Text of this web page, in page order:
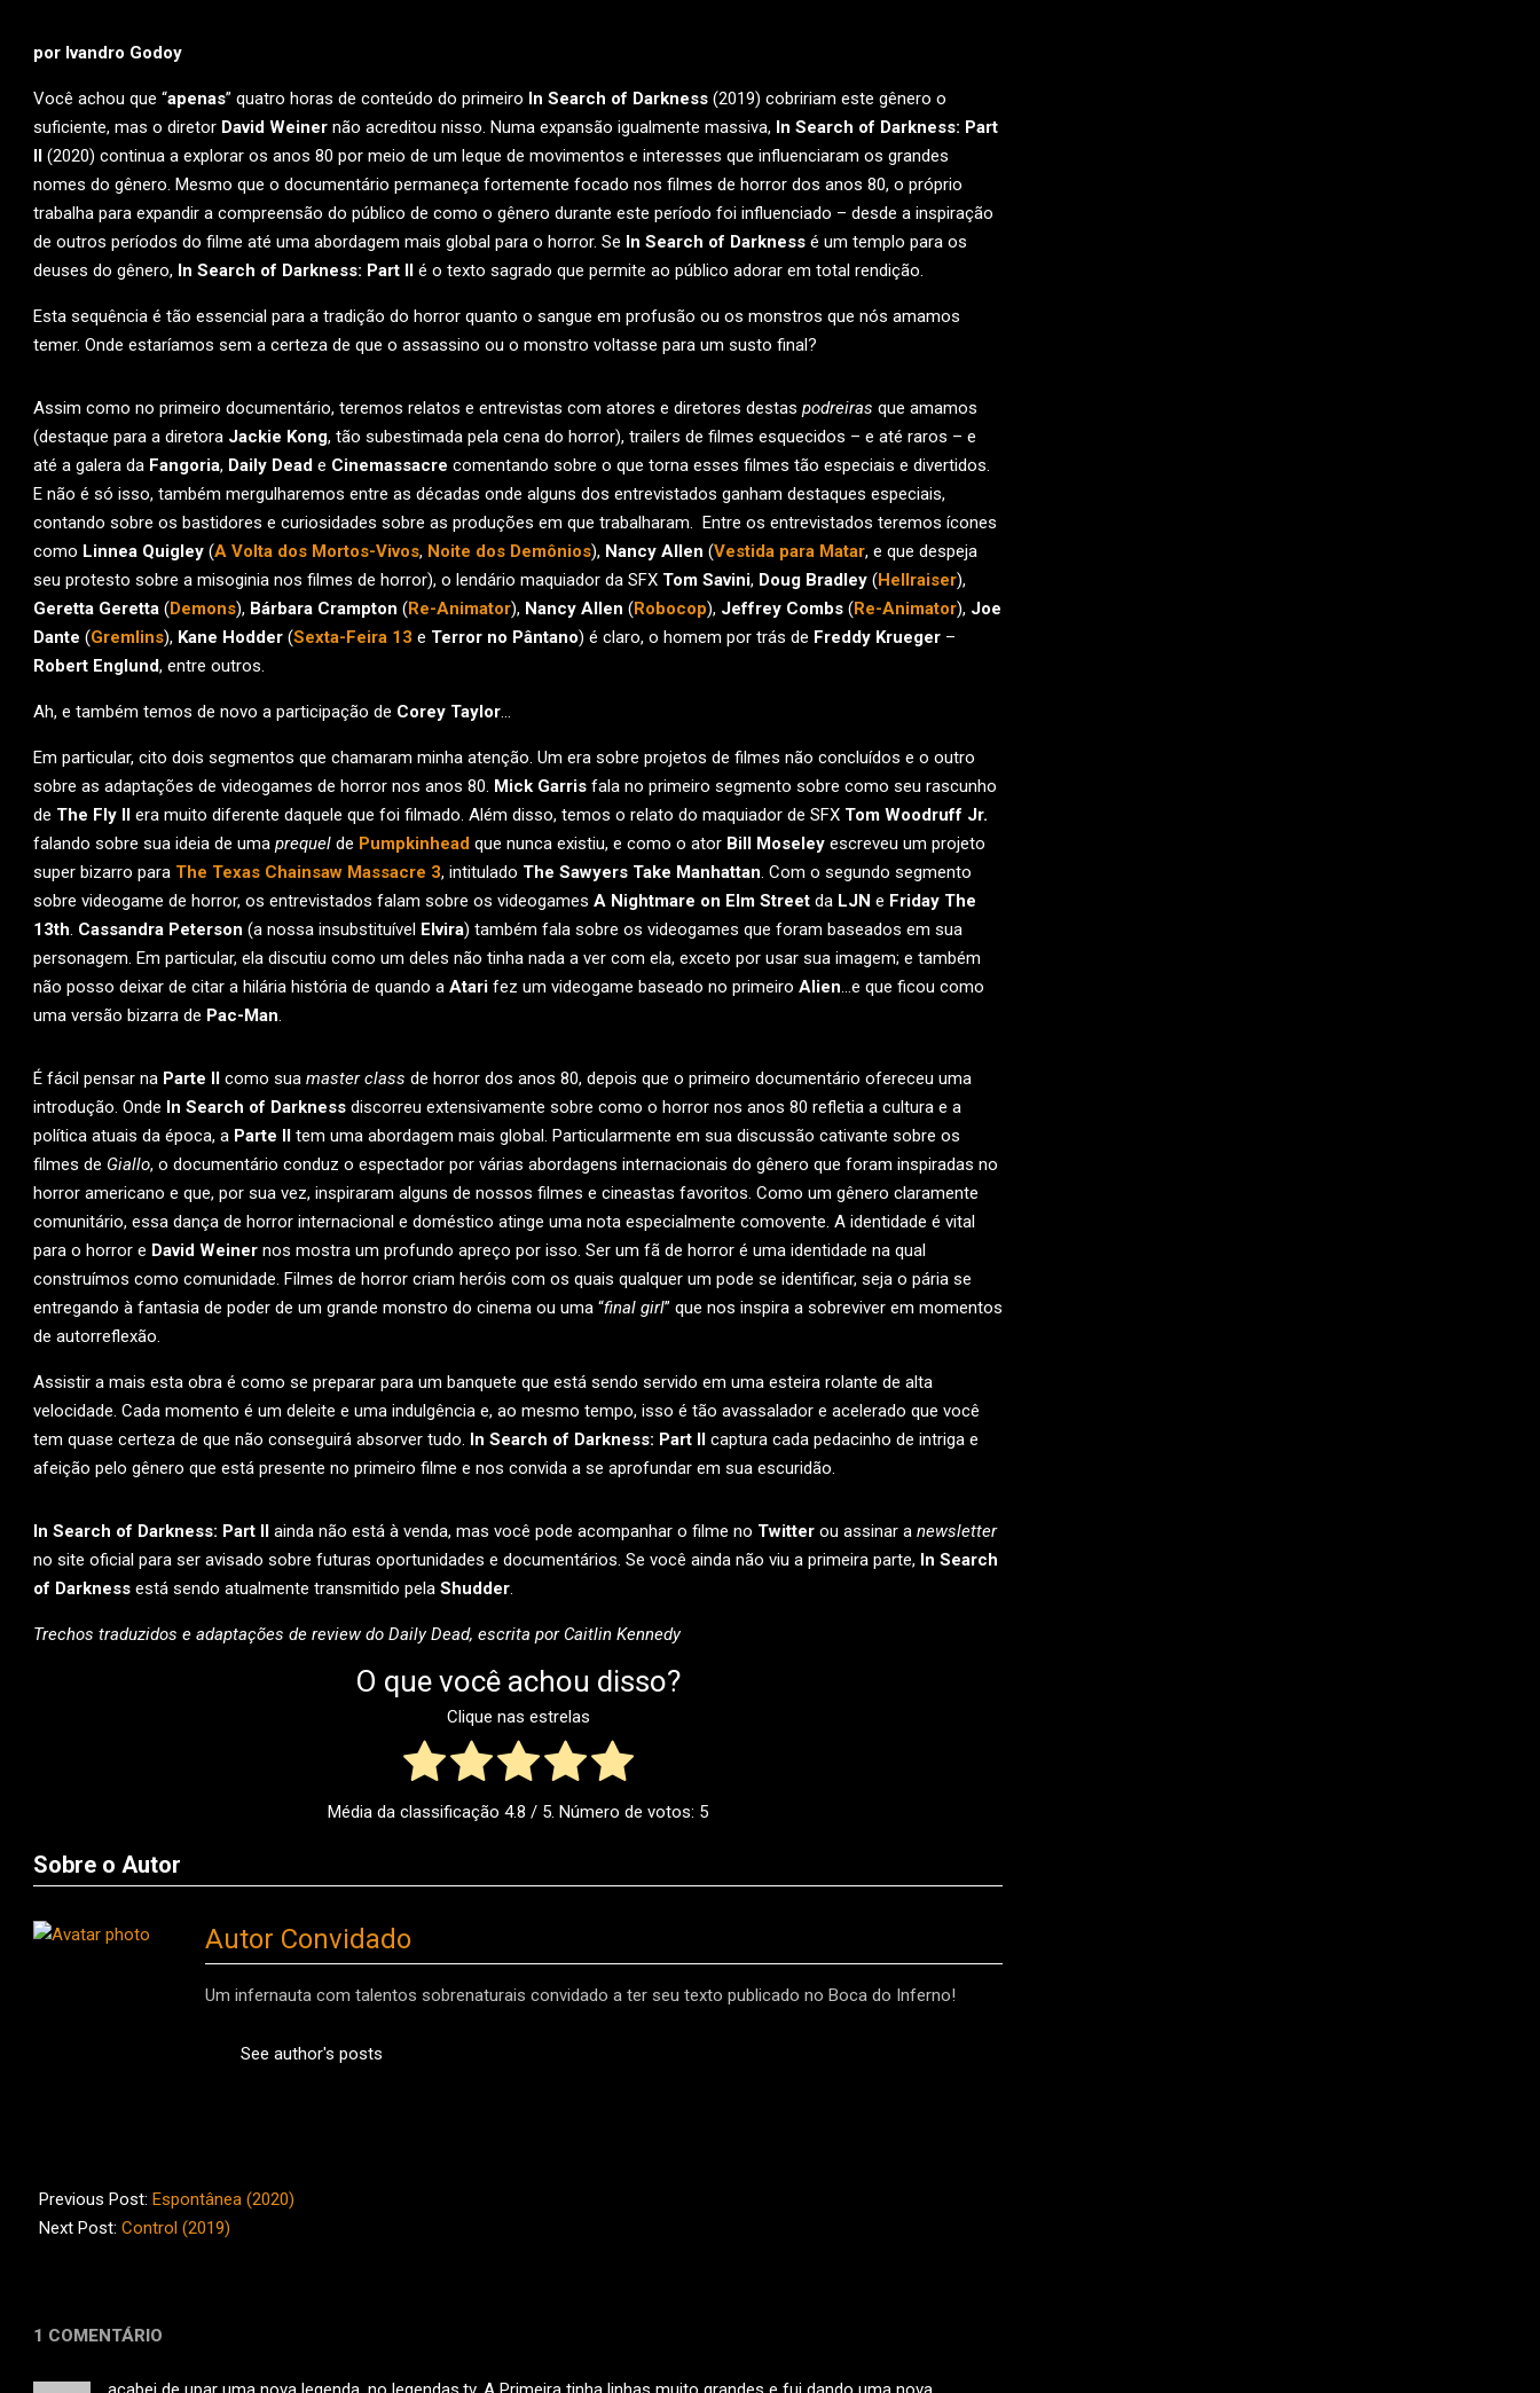
por Ivandro Godoy
Você achou que “apenas” quatro horas de conteúdo do primeiro In Search of Darkness (2019) cobririam este gênero o
suficiente, mas o diretor David Weiner não acreditou nisso. Numa expansão igualmente massiva, In Search of Darkness: Part
II (2020) continua a explorar os anos 80 por meio de um leque de movimentos e interesses que influenciaram os grandes
nomes do gênero. Mesmo que o documentário permaneça fortemente focado nos filmes de horror dos anos 80, o próprio
trabalha para expandir a compreensão do público de como o gênero durante este período foi influenciado – desde a inspiração
de outros períodos do filme até uma abordagem mais global para o horror. Se In Search of Darkness é um templo para os
deuses do gênero, In Search of Darkness: Part II é o texto sagrado que permite ao público adorar em total rendição.
Esta sequência é tão essencial para a tradição do horror quanto o sangue em profusão ou os monstros que nós amamos
temer. Onde estaríamos sem a certeza de que o assassino ou o monstro voltasse para um susto final?
Assim como no primeiro documentário, teremos relatos e entrevistas com atores e diretores destas podreiras que amamos
(destaque para a diretora Jackie Kong, tão subestimada pela cena do horror), trailers de filmes esquecidos – e até raros – e
até a galera da Fangoria, Daily Dead e Cinemassacre comentando sobre o que torna esses filmes tão especiais e divertidos.
E não é só isso, também mergulharemos entre as décadas onde alguns dos entrevistados ganham destaques especiais,
contando sobre os bastidores e curiosidades sobre as produções em que trabalharam. Entre os entrevistados teremos ícones
como Linnea Quigley (A Volta dos Mortos-Vivos, Noite dos Demônios), Nancy Allen (Vestida para Matar, e que despeja
seu protesto sobre a misoginia nos filmes de horror), o lendário maquiador da SFX Tom Savini, Doug Bradley (Hellraiser),
Geretta Geretta (Demons), Bárbara Crampton (Re-Animator), Nancy Allen (Robocop), Jeffrey Combs (Re-Animator), Joe
Dante (Gremlins), Kane Hodder (Sexta-Feira 13 e Terror no Pântano) é claro, o homem por trás de Freddy Krueger –
Robert Englund, entre outros.
Ah, e também temos de novo a participação de Corey Taylor…
Em particular, cito dois segmentos que chamaram minha atenção. Um era sobre projetos de filmes não concluídos e o outro
sobre as adaptações de videogames de horror nos anos 80. Mick Garris fala no primeiro segmento sobre como seu rascunho
de The Fly II era muito diferente daquele que foi filmado. Além disso, temos o relato do maquiador de SFX Tom Woodruff Jr.
falando sobre sua ideia de uma prequel de Pumpkinhead que nunca existiu, e como o ator Bill Moseley escreveu um projeto
super bizarro para The Texas Chainsaw Massacre 3, intitulado The Sawyers Take Manhattan. Com o segundo segmento
sobre videogame de horror, os entrevistados falam sobre os videogames A Nightmare on Elm Street da LJN e Friday The
13th. Cassandra Peterson (a nossa insubstituível Elvira) também fala sobre os videogames que foram baseados em sua
personagem. Em particular, ela discutiu como um deles não tinha nada a ver com ela, exceto por usar sua imagem; e também
não posso deixar de citar a hilária história de quando a Atari fez um videogame baseado no primeiro Alien…e que ficou como
uma versão bizarra de Pac-Man.
É fácil pensar na Parte II como sua master class de horror dos anos 80, depois que o primeiro documentário ofereceu uma
introdução. Onde In Search of Darkness discorreu extensivamente sobre como o horror nos anos 80 refletia a cultura e a
política atuais da época, a Parte II tem uma abordagem mais global. Particularmente em sua discussão cativante sobre os
filmes de Giallo, o documentário conduz o espectador por várias abordagens internacionais do gênero que foram inspiradas no
horror americano e que, por sua vez, inspiraram alguns de nossos filmes e cineastas favoritos. Como um gênero claramente
comunitário, essa dança de horror internacional e doméstico atinge uma nota especialmente comovente. A identidade é vital
para o horror e David Weiner nos mostra um profundo apreço por isso. Ser um fã de horror é uma identidade na qual
construímos como comunidade. Filmes de horror criam heróis com os quais qualquer um pode se identificar, seja o pária se
entregando à fantasia de poder de um grande monstro do cinema ou uma “final girl” que nos inspira a sobreviver em momentos
de autorreflexão.
Assistir a mais esta obra é como se preparar para um banquete que está sendo servido em uma esteira rolante de alta
velocidade. Cada momento é um deleite e uma indulgência e, ao mesmo tempo, isso é tão avassalador e acelerado que você
tem quase certeza de que não conseguirá absorver tudo. In Search of Darkness: Part II captura cada pedacinho de intriga e
afeição pelo gênero que está presente no primeiro filme e nos convida a se aprofundar em sua escuridão.
In Search of Darkness: Part II ainda não está à venda, mas você pode acompanhar o filme no Twitter ou assinar a newsletter
no site oficial para ser avisado sobre futuras oportunidades e documentários. Se você ainda não viu a primeira parte, In Search
of Darkness está sendo atualmente transmitido pela Shudder.
Trechos traduzidos e adaptações de review do Daily Dead, escrita por Caitlin Kennedy
O que você achou disso?
Clique nas estrelas
Média da classificação 4.8 / 5. Número de votos: 5
Sobre o Autor
Autor Convidado
Um infernauta com talentos sobrenaturais convidado a ter seu texto publicado no Boca do Inferno!
See author's posts
06-
12
Previous Post: Espontânea (2020)
Next Post: Control (2019)
1 COMENTÁRIO